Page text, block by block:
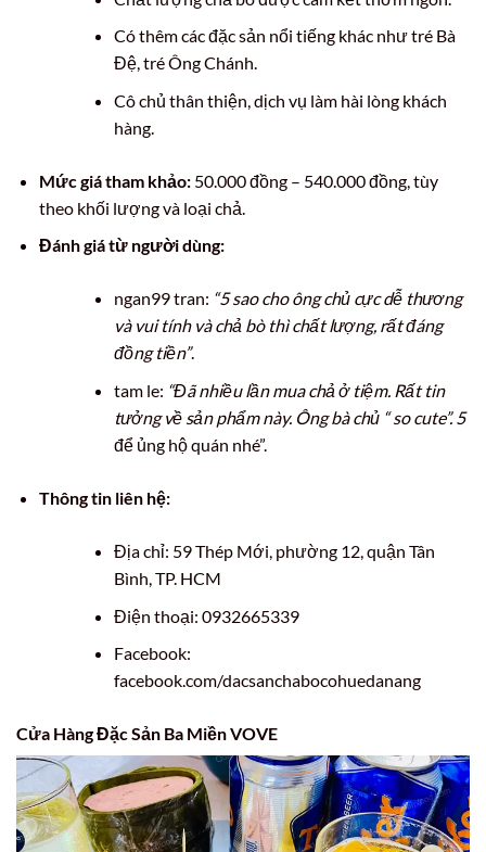
Có thêm các đặc sản nổi tiếng khác như tré Bà
Đệ, tré Ông Chánh.
Cô chủ thân thiện, dịch vụ làm hài lòng khách
hàng.
Mức giá tham khảo:50.000 đồng – 540.000 đồng, tùy
theo khối lượng và loại chả.
Đánh giá từ người dùng:
ngan99 tran: “5 sao cho ông chủ cực dễ thương
và vui tính và chả bò thì chất lượng, rất đáng
đồng tiền”.
tam le: “Đã nhiều lần mua chả ở tiệm. Rất tin
tưởng về sản phẩm này. Ông bà chủ “ so cute”. 5
để ủng hộ quán nhé”.
Thông tin liên hệ:
Địa chỉ: 59 Thép Mới, phường 12, quận Tân
Bình, TP. HCM
Điện thoại: 0932665339
Facebook:
facebook.com/dacsanchabocohuedanang
Cửa Hàng Đặc Sản Ba Miền VOVE